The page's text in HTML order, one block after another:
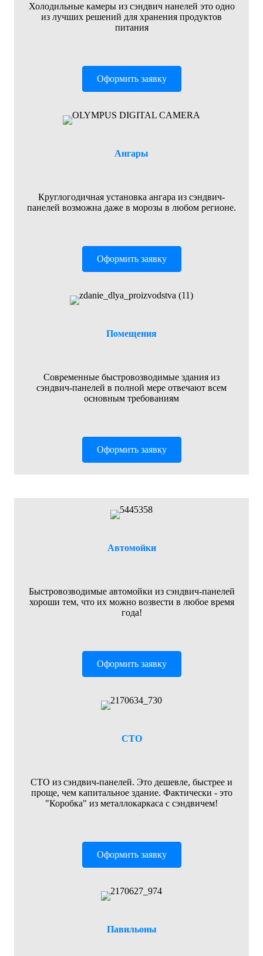
Холодильные камеры из сэндвич нанелей это одно
из лучших решений для хранения продуктов
питания
Оформить заявку
Ангары
Круглогодичная установка ангара из сэндвич-
панелей возможна даже в морозы в любом регионе.
Оформить заявку
Помещения
Современные быстровозводимые здания из
сэндвич-панелей в полной мере отвечают всем
основным требованиям
Оформить заявку
Автомойки
Быстровозводимые автомойки из сэндвич-панелей
хороши тем, что их можно возвести в любое время
года!
Оформить заявку
СТО
СТО из сэндвич-панелей. Это дешевле, быстрее и
проще, чем капитальное здание. Фактически - это
"Коробка" из металлокаркаса с сэндвичем!
Оформить заявку
Павильоны